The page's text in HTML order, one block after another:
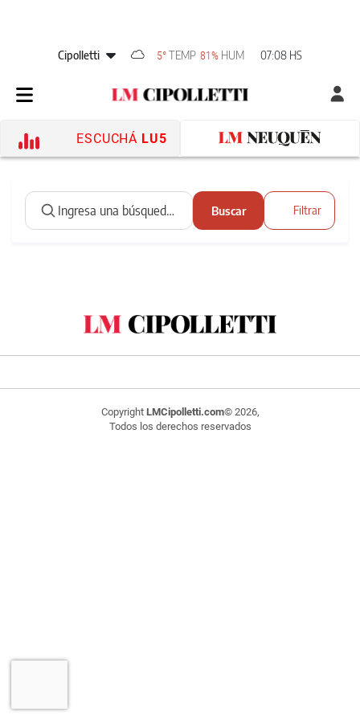
Cipolletti 5° TEMP 81% HUM 07:08 HS
ESCUCHÁ LU5
Buscar Filtrar
Copyright LMCipolletti.com© 2026,
Todos los derechos reservados